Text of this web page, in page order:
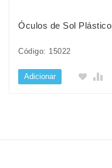
Óculos de Sol Plástico
Código: 15022
Adicionar